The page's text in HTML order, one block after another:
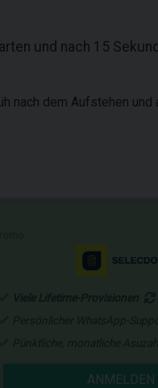
und nach 15
nach dem Aufstehen und
ANMELDEN